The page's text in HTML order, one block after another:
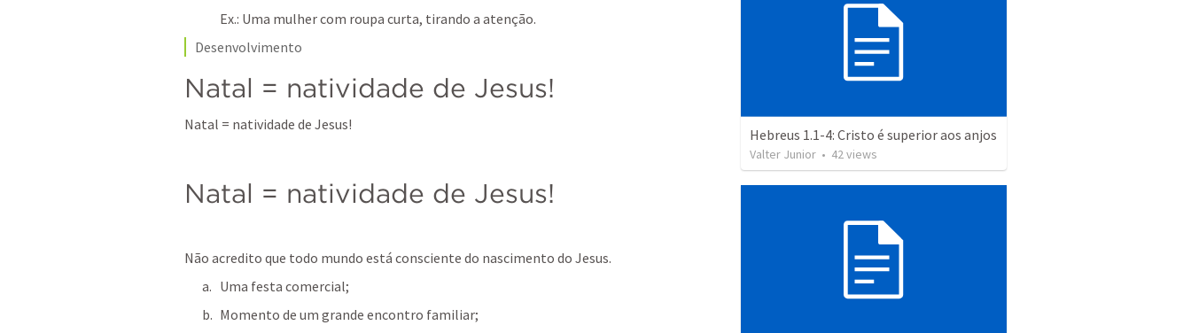
Ex.: Uma mulher com roupa curta, tirando a atenção.
Desenvolvimento
Natal = natividade de Jesus!
Natal = natividade de Jesus!
Natal = natividade de Jesus!
Não acredito que todo mundo está consciente do nascimento do Jesus.
Uma festa comercial;
Momento de um grande encontro familiar;
Hebreus 1.1-4: Cristo é superior aos anjos
Valter Junior • 42views